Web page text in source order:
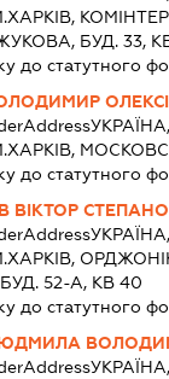
БУД. 33, КВ
до статутного
до статутного
ВІКТОР
52-А, КВ 40
до статутного